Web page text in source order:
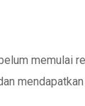
memulai